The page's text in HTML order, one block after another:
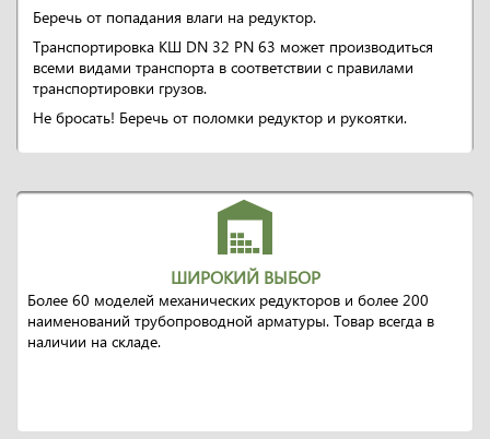
Беречь от попадания влаги на редуктор.
Транспортировка КШ DN 32 PN 63 может производиться
всеми видами транспорта в соответствии с правилами
транспортировки грузов.
Не бросать! Беречь от поломки редуктор и рукоятки.
ШИРОКИЙ ВЫБОР
Более 60 моделей механических редукторов и более 200
наименований трубопроводной арматуры. Товар всегда в
наличии на складе.